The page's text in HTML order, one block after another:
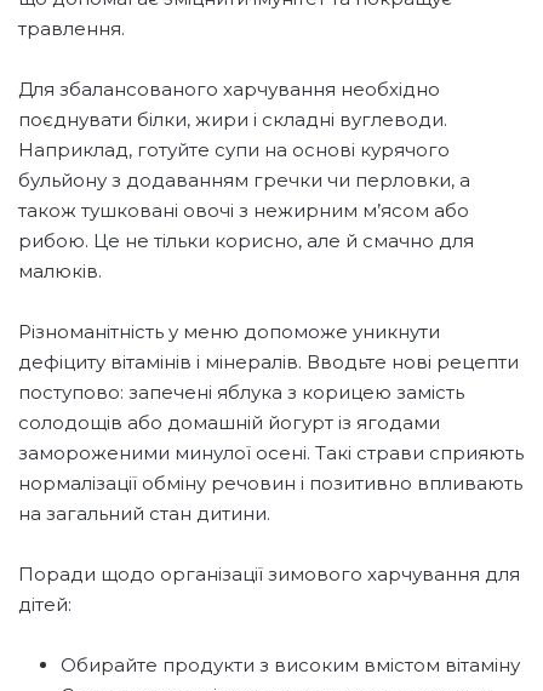
травлення.
Для збалансованого харчування необхідно
поєднувати білки, жири і складні вуглеводи.
Наприклад, готуйте супи на основі курячого
бульйону з додаванням гречки чи перловки, а
також тушковані овочі з нежирним м’ясом або
рибою. Це не тільки корисно, але й смачно для
малюків.
Різноманітність у меню допоможе уникнути
дефіциту вітамінів і мінералів. Вводьте нові рецепти
поступово: запечені яблука з корицею замість
солодощів або домашній йогурт із ягодами
замороженими минулої осені. Такі страви сприяють
нормалізації обміну речовин і позитивно впливають
на загальний стан дитини.
Поради щодо організації зимового харчування для
дітей:
Обирайте продукти з високим вмістом вітаміну